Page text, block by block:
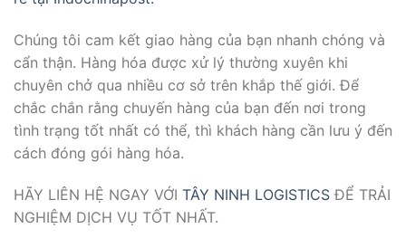
Chúng tôi cam kết giao hàng của bạn nhanh chóng và
cẩn thận. Hàng hóa được xử lý thường xuyên khi
chuyên chở qua nhiều cơ sở trên khắp thế giới. Để
chắc chắn rằng chuyến hàng của bạn đến nơi trong
tình trạng tốt nhất có thể, thì khách hàng cần lưu ý đến
cách đóng gói hàng hóa.
HÃY LIÊN HỆ NGAY VỚI TÂY NINH LOGISTICS ĐỂ TRẢI
NGHIỆM DỊCH VỤ TỐT NHẤT.